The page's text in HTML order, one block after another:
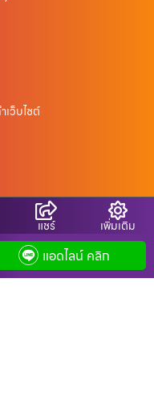
อถือ.com
Policy
เว็บไซต์
แชร์ เพิ่มเติม
แอดไลน์ คลิก